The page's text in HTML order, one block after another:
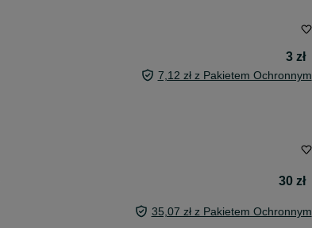
3 zł
7,12 zł z Pakietem Ochronnym
30 zł
35,07 zł z Pakietem Ochronnym